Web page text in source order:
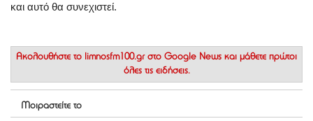
και αυτό θα συνεχιστεί.
Ακολουθήστε το limnosfm100.gr στο Google News και μάθετε πρώτοι
όλες τις ειδήσεις.
Μοιραστείτε το